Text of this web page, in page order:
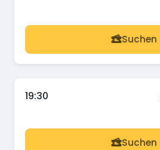
Suchen
19:30
Suchen